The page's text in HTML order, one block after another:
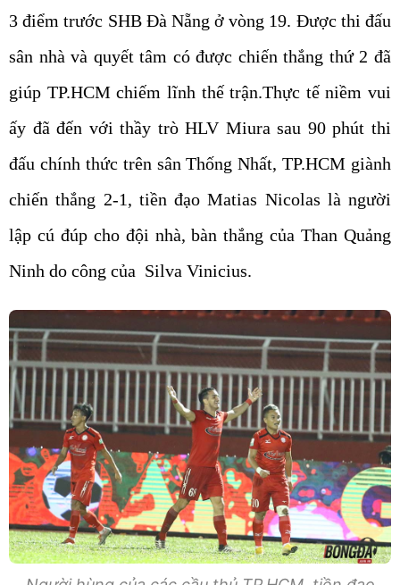
3 điểm trước SHB Đà Nẵng ở vòng 19. Được thi đấu
sân nhà và quyết tâm có được chiến thắng thứ 2 đã
giúp TP.HCM chiếm lĩnh thế trận.Thực tế niềm vui
ấy đã đến với thầy trò HLV Miura sau 90 phút thi
đấu chính thức trên sân Thống Nhất, TP.HCM giành
chiến thắng 2-1, tiền đạo Matias Nicolas là người
lập cú đúp cho đội nhà, bàn thắng của Than Quảng
Ninh do công của Silva Vinicius.